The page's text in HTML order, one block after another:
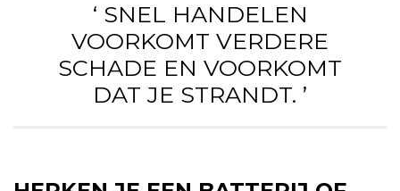
‘ SNEL HANDELEN
VOORKOMT VERDERE
SCHADE EN VOORKOMT
DAT JE STRANDT. ’